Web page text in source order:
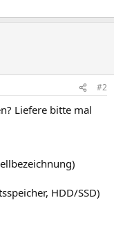
#2
Liefere bitte mal
HDD/SSD)